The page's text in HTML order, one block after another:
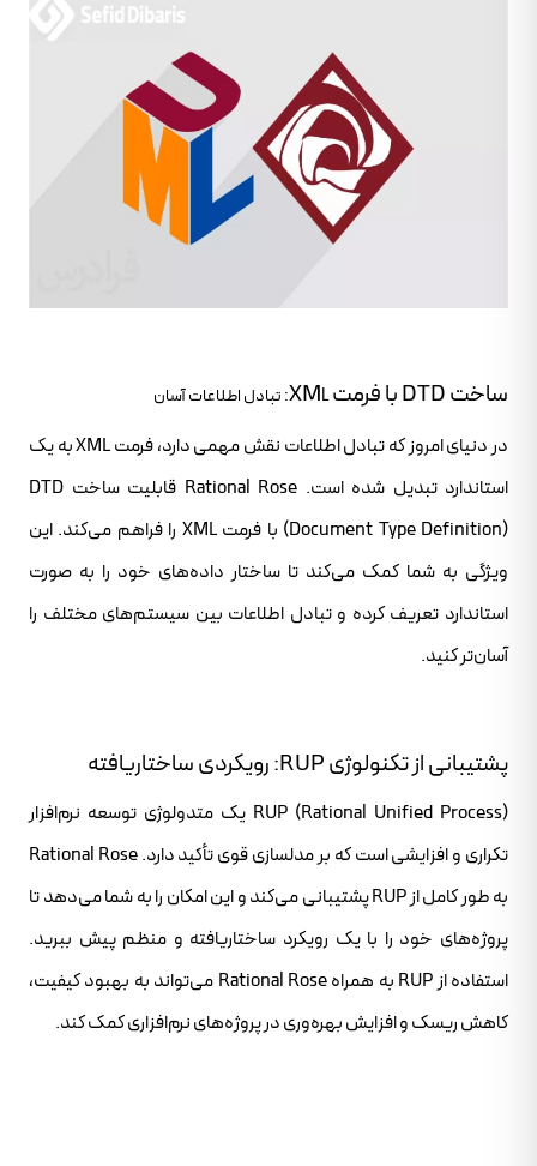
ساخت DTD با فرمت XM L: تبادل اطلاعات آسان
در دنیای امروز که تبادل اطلاعات نقش مهمی دارد، فرمت XML به یک
استاندارد تبدیل شده است. Rational Rose قابلیت ساخت DTD
(Document Type Definition) با فرمت XML را فراهم می‌کند. این
ویژگی به شما کمک می‌کند تا ساختار داده‌های خود را به صورت
استاندارد تعریف کرده و تبادل اطلاعات بین سیستم‌های مختلف را
آسان‌تر کنید.
پشتیبانی از تکنولوژی RUP: رویکردی ساختاریافته
RUP (Rational Unified Process) یک متدولوژی توسعه نرم‌افزار
تکراری و افزایشی است که بر مدلسازی قوی تأکید دارد. Rational Rose
به طور کامل از RUP پشتیبانی می‌کند و این امکان را به شما می‌دهد تا
پروژه‌های خود را با یک رویکرد ساختاریافته و منظم پیش ببرید.
استفاده از RUP به همراه Rational Rose می‌تواند به بهبود کیفیت،
کاهش ریسک و افزایش بهره‌وری در پروژه‌های نرم‌افزاری کمک کند.